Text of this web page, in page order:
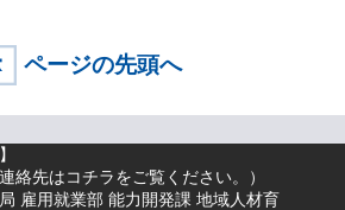
ページの先頭へ
連絡先はコチラをご覧ください。
）
雇用就業部 能力開発課 地域人材育